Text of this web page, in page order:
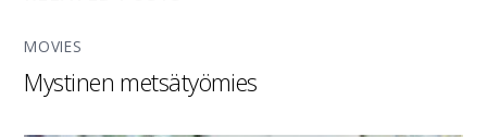
MOVIES
Mystinen metsätyömies